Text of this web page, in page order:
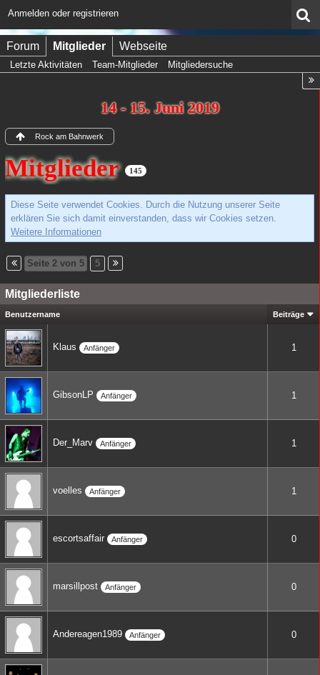
Anmelden oder registrieren
Forum Mitglieder Webseite
Letzte Aktivitäten Team-Mitglieder Mitgliedersuche
14 - 15. Juni 2019
Rock am Bahnwerk
Mitglieder 145
Diese Seite verwendet Cookies. Durch die Nutzung unserer Seite
erklären Sie sich damit einverstanden, dass wir Cookies setzen.
Weitere Informationen
Seite 2 von 5 5
Mitgliederliste
Benutzername Beiträge
Klaus Anfänger 1
GibsonLP Anfänger 1
Der_Marv Anfänger 1
voelles Anfänger 1
escortsaffair Anfänger 0
marsillpost Anfänger 0
Andereagen1989 Anfänger 0